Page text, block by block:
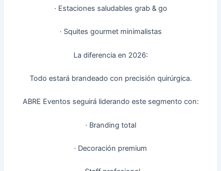
· Estaciones saludables grab & go
· Squites gourmet minimalistas
La diferencia en 2026:
Todo estará brandeado con precisión quirúrgica.
ABRE Eventos seguirá liderando este segmento con:
· Branding total
· Decoración premium